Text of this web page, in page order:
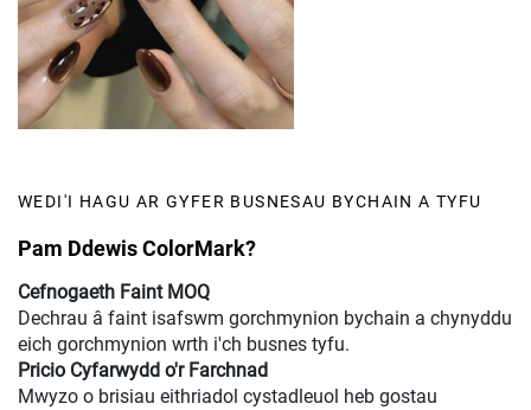
WEDI'I HAGU AR GYFER BUSNESAU BYCHAIN A TYFU
Pam Ddewis ColorMark?
Cefnogaeth Faint MOQ
Dechrau â faint isafswm gorchmynion bychain a chynyddu
eich gorchmynion wrth i'ch busnes tyfu.
Pricio Cyfarwydd o'r Farchnad
Mwyzo o brisiau eithriadol cystadleuol heb gostau